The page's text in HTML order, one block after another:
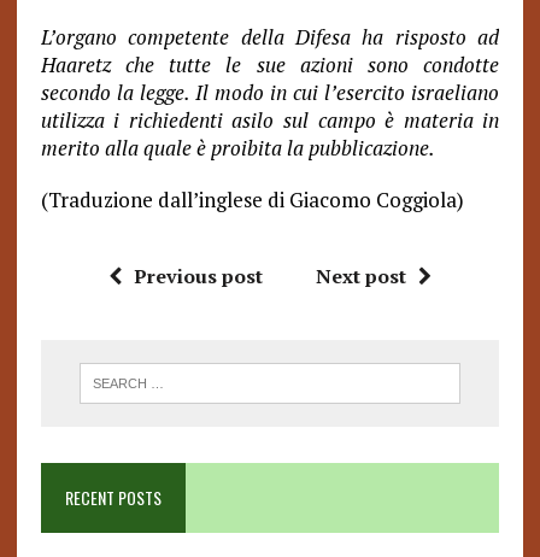
L’organo competente della Difesa ha risposto ad
Haaretz che tutte le sue azioni sono condotte
secondo la legge. Il modo in cui l’esercito israeliano
utilizza i richiedenti asilo sul campo è materia in
merito alla quale è proibita la pubblicazione.
(Traduzione dall’inglese di Giacomo Coggiola)
Previous post Next post
RECENT POSTS